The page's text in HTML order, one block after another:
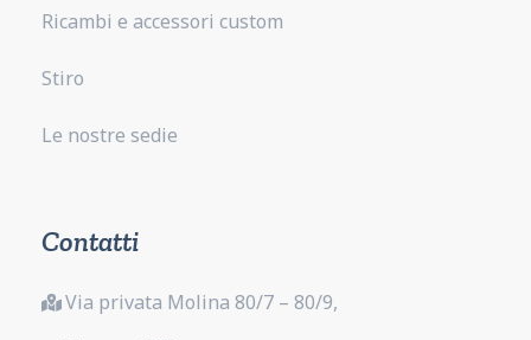
Ricambi e accessori custom
Stiro
Le nostre sedie
Contatti
Via privata Molina 80/7 – 80/9,